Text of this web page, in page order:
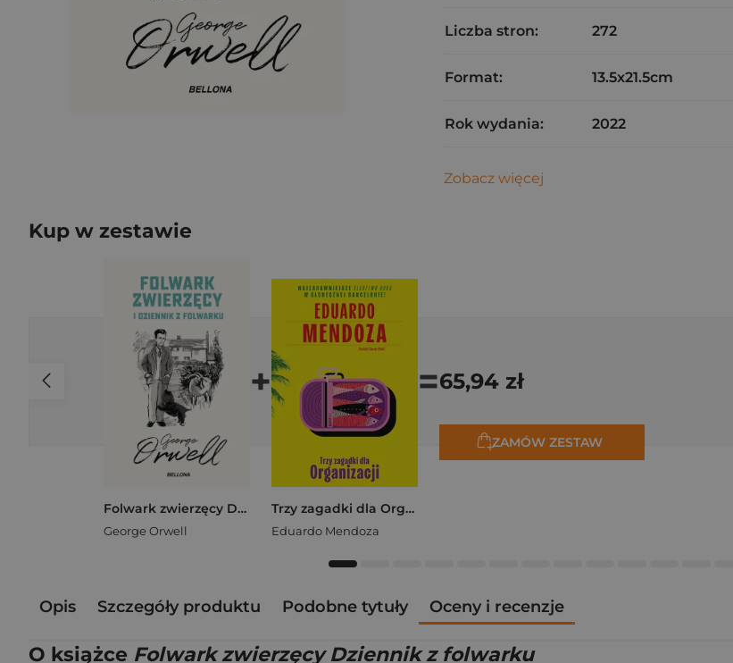
Liczba stron: 272
Format: 13.5x21.5cm
Rok wydania: 2022
Zobacz więcej
Kup w zestawie
Folwark zwierzęcy Dziennik z folwarku
George Orwell
+
Trzy zagadki dla Organizacji
Eduardo Mendoza
=65,94 zł
ZAMÓW ZESTAW
Opis Szczegóły produktu Podobne tytuły Oceny i recenzje
O książce Folwark zwierzęcy Dziennik z folwarku